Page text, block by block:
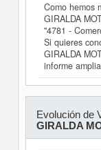
Como hemos
GIRALDA
"4781 -
Si quieres
GIRALDA
informe
Evolución de
GIRALDA